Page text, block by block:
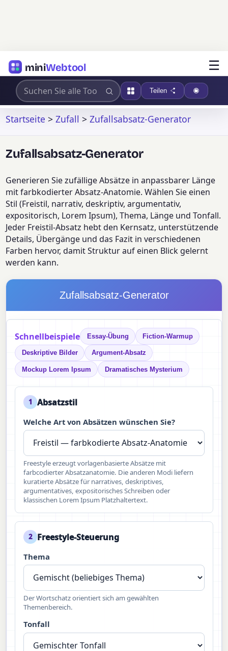
miniWebtool ☰
Teilen
Startseite >Zufall >Zufallsabsatz-Generator
Zufallsabsatz-Generator
Generieren Sie zufällige Absätze in anpassbarer Länge
mit farbkodierter Absatz-Anatomie. Wählen Sie einen
Stil (Freistil, narrativ, deskriptiv, argumentativ,
expositorisch, Lorem Ipsum), Thema, Länge und Tonfall.
Jeder Freistil-Absatz hebt den Kernsatz, unterstützende
Details, Übergänge und das Fazit in verschiedenen
Farben hervor, damit Struktur auf einen Blick gelernt
werden kann.
Zufallsabsatz-Generator
Schnellbeispiele Essay-Übung Fiction-Warmup
Deskriptive Bilder Argument-Absatz
Mockup Lorem Ipsum Dramatisches Mysterium
1 Absatzstil
Welche Art von Absätzen wünschen Sie?
Freestyle erzeugt vorlagenbasierte Absätze mit
farbcodierter Absatzanatomie. Die anderen Modi liefern
kuratierte Absätze für narratives, deskriptives,
argumentatives, expositorisches Schreiben oder
klassischen Lorem Ipsum Platzhaltertext.
2 Freestyle-Steuerung
Thema
Der Wortschatz orientiert sich am gewählten
Themenbereich.
Tonfall